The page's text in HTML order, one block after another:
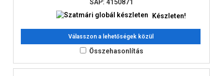
SAP: 4150871
Készleten!
Válasszon a lehetőségek közül
Összehasonlítás